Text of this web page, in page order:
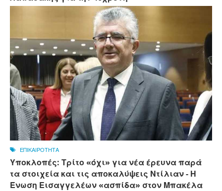
ΕΠΙΚΑΙΡΟΤΗΤΑ
Υποκλοπές: Τρίτο «όχι» για νέα έρευνα παρά
τα στοιχεία και τις αποκαλύψεις Ντίλιαν - Η
Ένωση Εισαγγελέων «ασπίδα» στον Μπακέλα